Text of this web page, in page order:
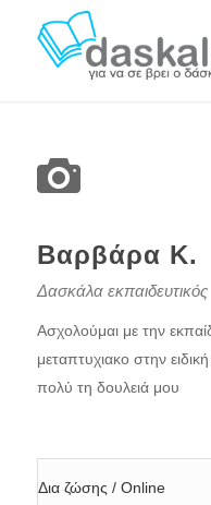
Βαρβάρα Κ.
Δασκάλα εκπαιδευτικός
Ασχολούμαι με την
μεταπτυχιακο στην
πολύ τη δουλειά μου
Δια ζώσης / Online